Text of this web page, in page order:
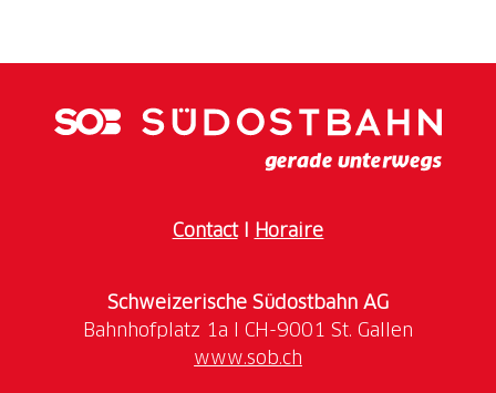
vous trouverez au total 18 pistes de différents
l'entrée du village à travers Malbun. Pendant que
vous faites preuve d'habileté et de patience pour
que la balle atterrisse dans le trou, vous profitez du
Heures d'ouverture du minigolf :ouvert tous les
jours de 9 à 17 heures.
ContactI Horaire
Schweizerische Südostbahn AG
www.sob.ch